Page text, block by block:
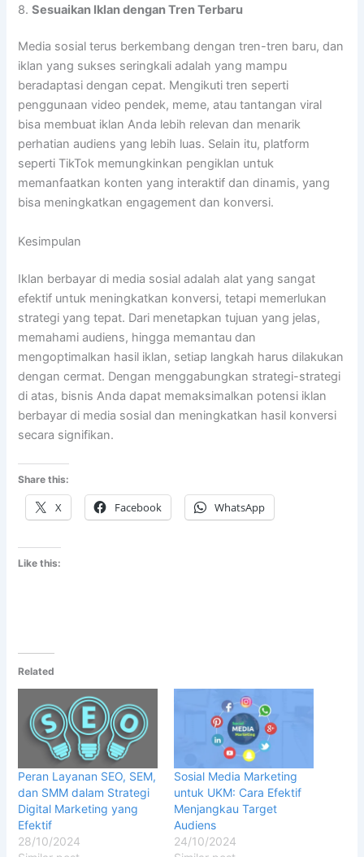
8.Sesuaikan Iklan dengan Tren Terbaru
Media sosial terus berkembang dengan tren-tren baru, dan
iklan yang sukses seringkali adalah yang mampu
beradaptasi dengan cepat. Mengikuti tren seperti
penggunaan video pendek, meme, atau tantangan viral
bisa membuat iklan Anda lebih relevan dan menarik
perhatian audiens yang lebih luas. Selain itu, platform
seperti TikTok memungkinkan pengiklan untuk
memanfaatkan konten yang interaktif dan dinamis, yang
bisa meningkatkan engagement dan konversi.
Kesimpulan
Iklan berbayar di media sosial adalah alat yang sangat
efektif untuk meningkatkan konversi, tetapi memerlukan
strategi yang tepat. Dari menetapkan tujuan yang jelas,
memahami audiens, hingga memantau dan
mengoptimalkan hasil iklan, setiap langkah harus dilakukan
dengan cermat. Dengan menggabungkan strategi-strategi
di atas, bisnis Anda dapat memaksimalkan potensi iklan
berbayar di media sosial dan meningkatkan hasil konversi
secara signifikan.
Share this:
X Facebook WhatsApp
Like this:
Related
Peran Layanan SEO, SEM,
dan SMM dalam Strategi
Digital Marketing yang
Efektif
28/10/2024
Sosial Media Marketing
untuk UKM: Cara Efektif
Menjangkau Target
Audiens
24/10/2024